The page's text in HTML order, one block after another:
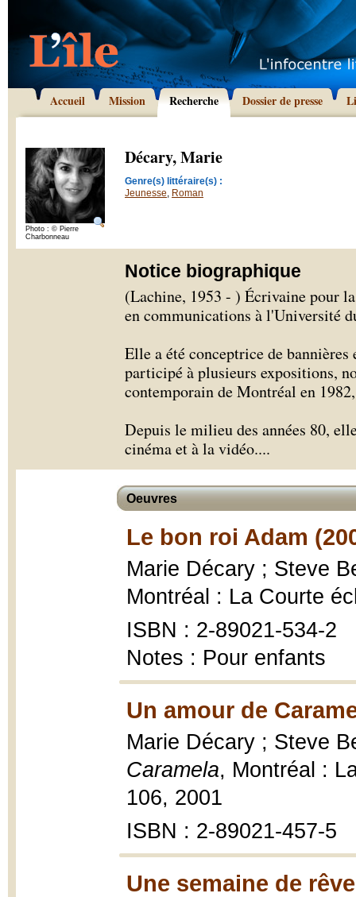
Accueil Mission Recherche Dossier de presse
Photo : © Pierre
Charbonneau
Décary, Marie
Genre(s) littéraire(s) :
Jeunesse, Roman
Notice biographique
(Lachine, 1953 - ) Écrivaine pour
en communications à l'Université
Elle a été conceptrice de
participé à plusieurs expositions,
contemporain de Montréal en
Depuis le milieu des années 80,
cinéma et à la vidéo....
Oeuvres
Le bon roi Adam
Marie Décary ; Steve
Montréal : La Courte
ISBN : 2-89021-534-2
Notes : Pour enfants
Un amour de
Marie Décary ; Steve
Caramela, Montréal :
106, 2001
ISBN : 2-89021-457-5
Une semaine de